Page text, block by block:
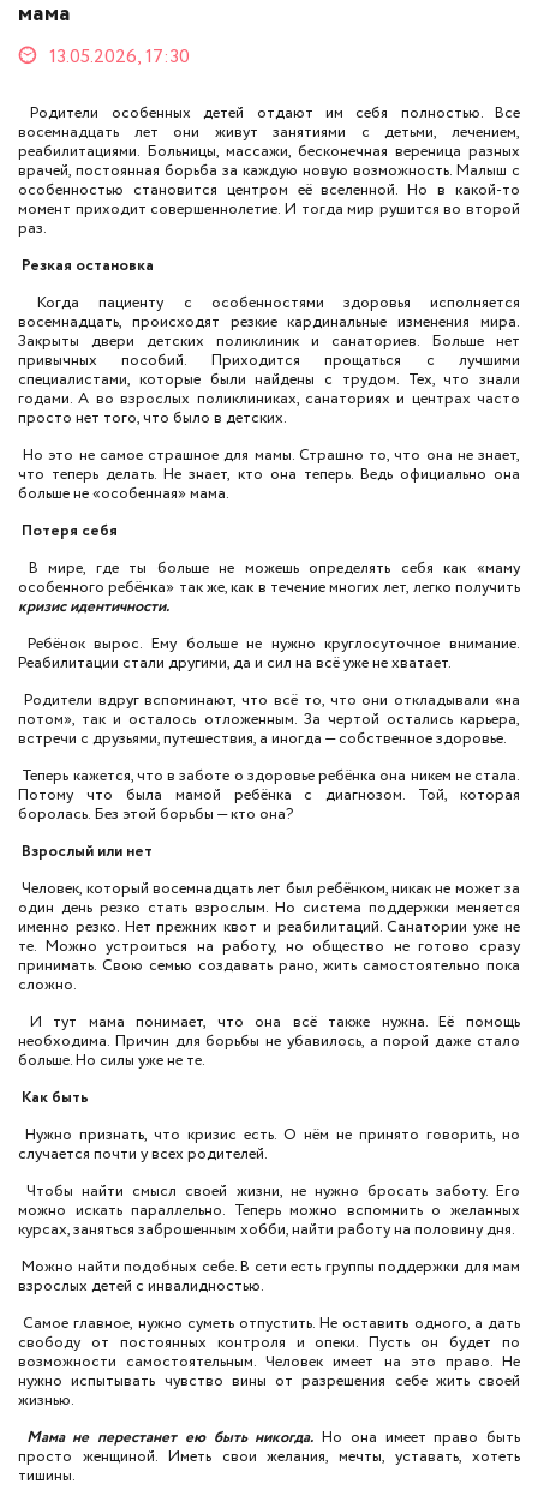
мама
13.05.2026, 17:30
Родители особенных детей отдают им себя полностью. Все
восемнадцать лет они живут занятиями с детьми, лечением,
реабилитациями. Больницы, массажи, бесконечная вереница разных
врачей, постоянная борьба за каждую новую возможность. Малыш с
особенностью становится центром её вселенной. Но в какой-то
момент приходит совершеннолетие. И тогда мир рушится во второй
раз.
Резкая остановка
Когда пациенту с особенностями здоровья исполняется
восемнадцать, происходят резкие кардинальные изменения мира.
Закрыты двери детских поликлиник и санаториев. Больше нет
привычных пособий. Приходится прощаться с лучшими
специалистами, которые были найдены с трудом. Тех, что знали
годами. А во взрослых поликлиниках, санаториях и центрах часто
просто нет того, что было в детских.
Но это не самое страшное для мамы. Страшно то, что она не знает,
что теперь делать. Не знает, кто она теперь. Ведь официально она
больше не «особенная» мама.
Потеря себя
В мире, где ты больше не можешь определять себя как «маму
особенного ребёнка» так же, как в течение многих лет, легко получить
кризис идентичности.
Ребёнок вырос. Ему больше не нужно круглосуточное внимание.
Реабилитации стали другими, да и сил на всё уже не хватает.
Родители вдруг вспоминают, что всё то, что они откладывали «на
потом», так и осталось отложенным. За чертой остались карьера,
встречи с друзьями, путешествия, а иногда — собственное здоровье.
Теперь кажется, что в заботе о здоровье ребёнка она никем не стала.
Потому что была мамой ребёнка с диагнозом. Той, которая
боролась. Без этой борьбы — кто она?
Взрослый или нет
Человек, который восемнадцать лет был ребёнком, никак не может за
один день резко стать взрослым. Но система поддержки меняется
именно резко. Нет прежних квот и реабилитаций. Санатории уже не
те. Можно устроиться на работу, но общество не готово сразу
принимать. Свою семью создавать рано, жить самостоятельно пока
сложно.
И тут мама понимает, что она всё также нужна. Её помощь
необходима. Причин для борьбы не убавилось, а порой даже стало
больше. Но силы уже не те.
Как быть
Нужно признать, что кризис есть. О нём не принято говорить, но
случается почти у всех родителей.
Чтобы найти смысл своей жизни, не нужно бросать заботу. Его
можно искать параллельно. Теперь можно вспомнить о желанных
курсах, заняться заброшенным хобби, найти работу на половину дня.
Можно найти подобных себе. В сети есть группы поддержки для мам
взрослых детей с инвалидностью.
Самое главное, нужно суметь отпустить. Не оставить одного, а дать
свободу от постоянных контроля и опеки. Пусть он будет по
возможности самостоятельным. Человек имеет на это право. Не
нужно испытывать чувство вины от разрешения себе жить своей
жизнью.
Мама не перестанет ею быть никогда. Но она имеет право быть
просто женщиной. Иметь свои желания, мечты, уставать, хотеть
тишины.